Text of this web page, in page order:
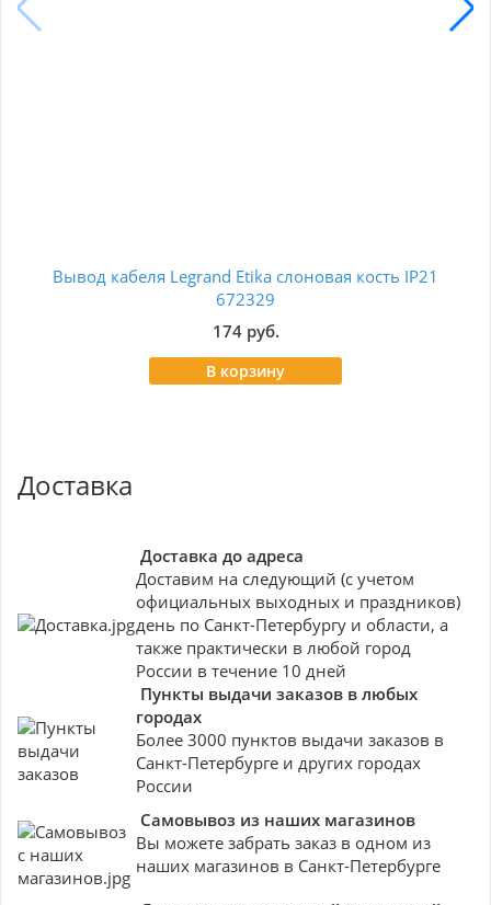
Вывод кабеля Legrand Etika слоновая кость IP21
672329
174 руб.
В корзину
Доставка
Доставка до адреса
Доставим на следующий (с учетом
официальных выходных и праздников)
день по Санкт-Петербургу и области, а
также практически в любой город
России в течение 10 дней
Пункты выдачи заказов в любых
городах
Более 3000 пунктов выдачи заказов в
Санкт-Петербурге и других городах
России
Самовывоз из наших магазинов
Вы можете забрать заказ в одном из
наших магазинов в Санкт-Петербурге